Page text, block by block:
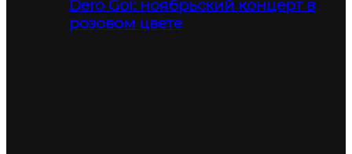
Dero Goi: ноябрьский концерт в
розовом цвете